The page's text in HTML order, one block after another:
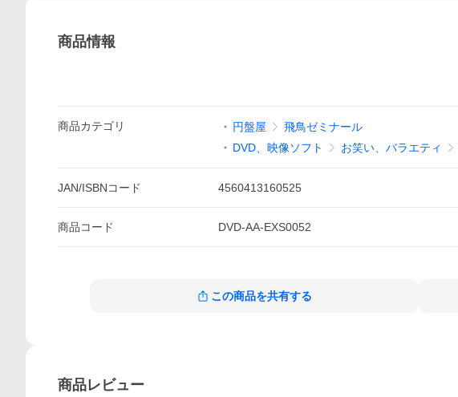
商品情報
商品カテゴリ 円盤屋
飛鳥ゼミナール
DVD、映像ソフト
お笑い、バラエティ
JAN/ISBNコード 4560413160525
商品コード DVD-AA-EXS0052
この商品を共有する
商品レビュー